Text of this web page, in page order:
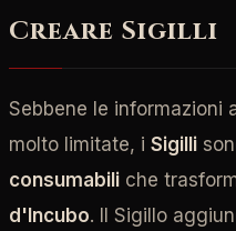
Creare Sigilli
Sebbene le informazioni
molto limitate, i Sigilli
consumabili che
d'Incubo. Il Sigillo